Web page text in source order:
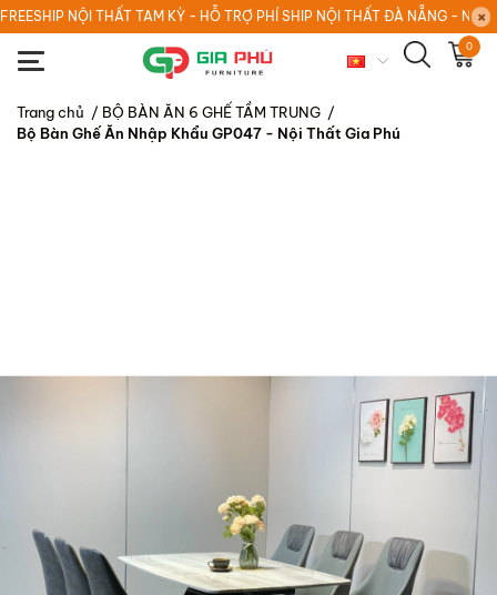
FREESHIP NỘI THẤT TAM KỲ - HỖ TRỢ PHÍ SHIP NỘI THẤT ĐÀ NẴNG - NỘI
0
Trang chủ / BỘ BÀN ĂN 6 GHẾ TẦM TRUNG /
Bộ Bàn Ghế Ăn Nhập Khẩu GP047 - Nội Thất Gia Phú